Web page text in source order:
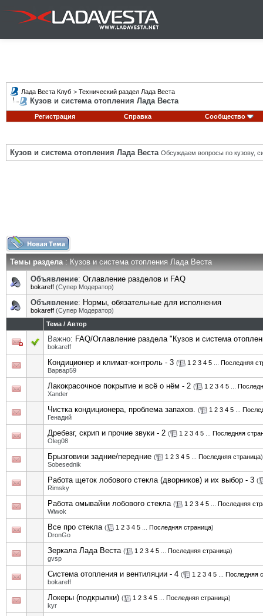
Лада Веста Клуб > Технический раздел Лада Веста
Кузов и система отопления Лада Веста
Регистрация Справка Сообщество
Кузов и система отопления Лада Веста Обсуждаем вопросы по кузову,
Темы раздела: Кузов и система отопления Лада Веста
Объявление: Оглавление разделов и FAQ
bokareff (Супер Модератор)
Объявление: Нормы, обязательные для исполнения
bokareff (Супер Модератор)
Тема / Автор
Важно: FAQ/Оглавление раздела "Кузов и система
bokareff
Кондиционер и климат-контроль - 3 ( 1 2 3 4 5
Последняя
Варвар59
Лакокрасочное покрытие и всё о нём - 2 ( 1 2 3 4 5
Xander
Чистка кондиционера, проблема запахов. ( 1 2 3 4 5
Генадий
Дребезг, скрип и прочие звуки - 2 ( 1 2 3 4 5
Последняя
Oleg08
Брызговики задние/передние ( 1 2 3 4 5 Последняя страница)
Sobesednik
Работа щеток лобового стекла (дворников) и их выбор - 3 (
Rimsky
Работа омывайки лобового стекла ( 1 2 3 4 5
Последняя
Wiwok
Все про стекла ( 1 2 3 4 5 Последняя страница)
DronGo
Зеркала Лада Веста ( 1 2 3 4 5 Последняя страница)
gvsp
Система отопления и вентиляции - 4 ( 1 2 3 4 5
Последняя
bokareff
Локеры (подкрылки) ( 1 2 3 4 5 Последняя страница)
kyr